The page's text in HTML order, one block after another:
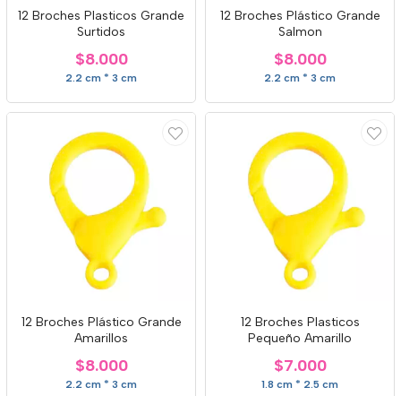
12 Broches Plasticos Grande
Surtidos
$8.000
2.2 cm * 3 cm
12 Broches Plástico Grande
Salmon
$8.000
2.2 cm * 3 cm
12 Broches Plástico Grande
Amarillos
$8.000
2.2 cm * 3 cm
12 Broches Plasticos
Pequeño Amarillo
$7.000
1.8 cm * 2.5 cm